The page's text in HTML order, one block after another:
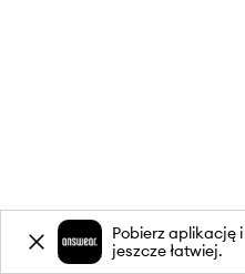
Pobierz aplikację
jeszcze łatwiej.